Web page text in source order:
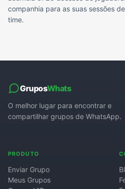
companhia para as suas sessões
time.
GruposWhats
O melhor lugar para encontrar e
compartilhar grupos de WhatsApp.
PRODUTO
Enviar Grupo
Meus Grupos